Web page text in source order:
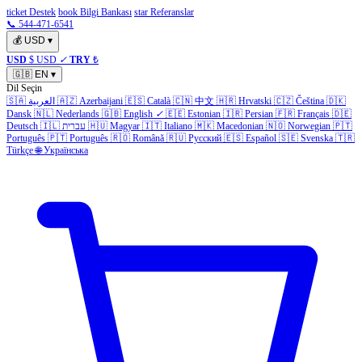
ticket Destek book Bilgi Bankası star Referanslar
📞 544-471-6541
💰 USD ▾
USD $ USD ✓ TRY ₺
🇬🇧 EN ▾
Dil Seçin
🇸🇦 العربية 🇦🇿 Azerbaijani 🇪🇸 Català 🇨🇳 中文 🇭🇷 Hrvatski 🇨🇿 Čeština 🇩🇰
Dansk 🇳🇱 Nederlands 🇬🇧 English ✓ 🇪🇪 Estonian 🇮🇷 Persian 🇫🇷 Français 🇩🇪
Deutsch 🇮🇱 עברית 🇭🇺 Magyar 🇮🇹 Italiano 🇲🇰 Macedonian 🇳🇴 Norwegian 🇵🇹
Português 🇵🇹 Português 🇷🇴 Română 🇷🇺 Русский 🇪🇸 Español 🇸🇪 Svenska 🇹🇷
Türkçe 🌐 Українська